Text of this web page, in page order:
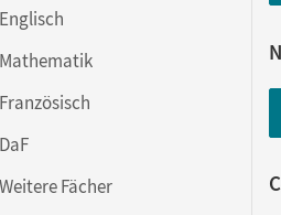
Englisch
Mathematik
Französisch
DaF
Weitere Fächer